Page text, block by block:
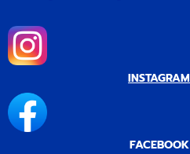
INSTAGRAM
FACEBOOK